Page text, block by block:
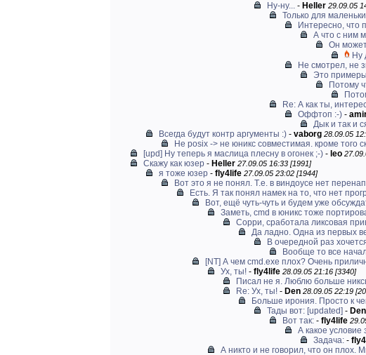
Ну-ну... - Heller 29.09.05
Только для
Интересно, что
А что с ним
Он может
Ну
Не смотрел, не
Это
Потому
Re: А как ты,
Оффтоп :-) -
Дык и так и
Всегда будут контр аргументы :) - vaborg 28.09.05
Не posix -> не юникс совместимая. кроме того
[upd] Ну теперь я маслица плесну в огонек ;-) - leo
Скажу как юзер - Heller 27.09.05 16:33 [1991]
я тоже юзер - fly4life 27.09.05 23:02 [1944]
Вот это я не понял. Т.е. в виндоусе нет
Есть. Я так понял намек на то, что нет
Вот, ещё чуть-чуть и будем уже
Заметь, cmd в юникс тоже
Сорри, сработала ликсовая
Да ладно. Одна из первых
В очередной раз
Вообще то все
[NT] А чем cmd.exe плох? Очень
Ух, ты! - fly4life 28.09.05 21:16 [3340]
Писал не я. Люблю больше
Re: Ух, ты! - Den 28.09.05 22:19
Больше ирония. Просто к
Тады вот: [updated] - Den
Вот так: - fly4life
А какое
Задача: -
А никто и не говорил, что он плох.